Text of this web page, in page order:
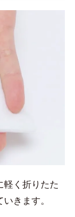
軽く折りたた
きます。